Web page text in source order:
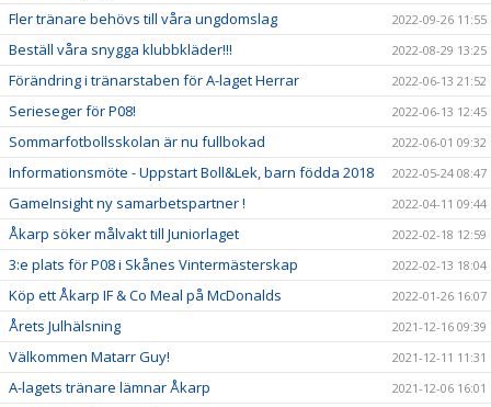
Fler tränare behövs till våra ungdomslag 2022-09-26 11:55
Beställ våra snygga klubbkläder!!! 2022-08-29 13:25
Förändring i tränarstaben för A-laget Herrar 2022-06-13 21:52
Serieseger för P08! 2022-06-13 12:45
Sommarfotbollsskolan är nu fullbokad 2022-06-01 09:32
Informationsmöte - Uppstart Boll&Lek, barn födda 2018 2022-05-24 08:47
GameInsight ny samarbetspartner ! 2022-04-11 09:44
Åkarp söker målvakt till Juniorlaget 2022-02-18 12:59
3:e plats för P08 i Skånes Vintermästerskap 2022-02-13 18:04
Köp ett Åkarp IF & Co Meal på McDonalds 2022-01-26 16:07
Årets Julhälsning 2021-12-16 09:39
Välkommen Matarr Guy! 2021-12-11 11:31
A-lagets tränare lämnar Åkarp 2021-12-06 16:01